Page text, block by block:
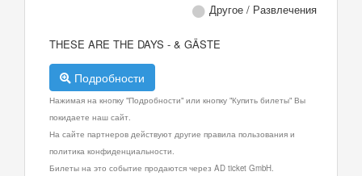
Другое / Развлечения
THESE ARE THE DAYS - & GÄSTE
Подробности
Нажимая на кнопку "Подробности" или кнопку "Купить билеты" Вы
покидаете наш сайт.
На сайте партнеров действуют другие правила пользования и
политика конфиденциальности.
Билеты на это событие продаются через AD ticket GmbH.